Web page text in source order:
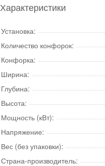
Характеристики
Установка:
Количество конфорок:
Конфорка:
Ширина:
Глубина:
Высота:
Мощность (кВт):
Напряжение:
Вес (без упаковки):
Страна-производитель: